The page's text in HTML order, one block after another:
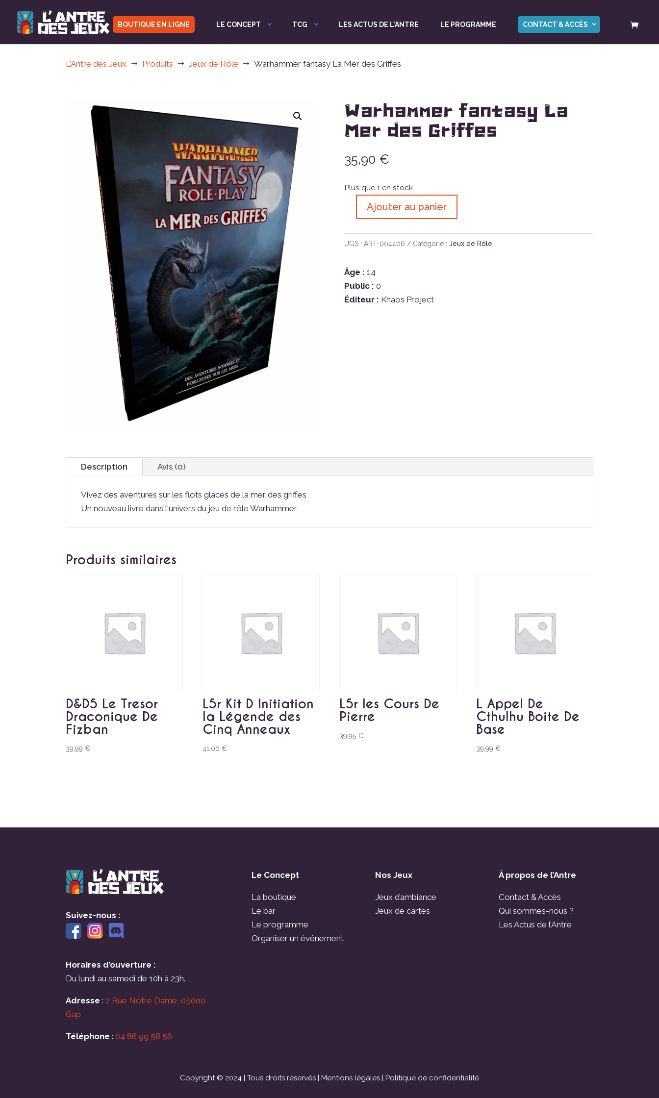
BOUTIQUE EN LIGNE LE CONCEPT TCG LES ACTUS DE L’ANTRE LE PROGRAMME CONTACT & ACCÈS
L'Antre des Jeux $ Produits $ Jeux de Rôle $ Warhammer fantasy La Mer des Griffes
Warhammer fantasy La
Mer des Griffes
35,90 €
Plus que 1 en stock
quantité
Warhammer
La
Mer
des
Ajouter au panier
UGS : ART-004406 Catégorie : Jeux de Rôle
Âge : 14
Public : 0
Éditeur : Khaos Project
Description Avis (0)
Vivez des aventures sur les flots glacés de la mer des griffes
Un nouveau livre dans l'univers du jeu de rôle Warhammer
Produits similaires
D&D5 Le Tresor
Draconique De
Fizban
39,99€
L5r Kit D Initiation
la Légende des
Cinq Anneaux
41,00€
L5r les Cours De
Pierre
39,95€
L Appel De
Cthulhu Boite De
Base
39,99€
Suivez-nous :
Horaires d’ouverture :
Du lundi au samedi de 10h à 23h.
Adresse : 2 Rue Notre Dame, 05000
Gap
Téléphone : 04 86 99 58 56
Le Concept
La boutique
Le bar
Le programme
Organiser un événement
Nos Jeux
Jeux d’ambiance
Jeux de cartes
À propos de l’Antre
Contact & Accès
Qui sommes-nous ?
Les Actus de l’Antre
Copyright © 2024 | Tous droits réservés | Mentions légales | Politique de confidentialité